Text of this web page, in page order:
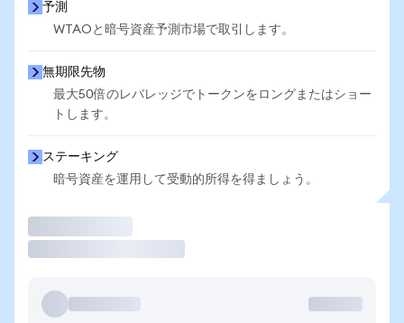
予測
WTAOと暗号資産予測市場で取引します。
無期限先物
最大50倍のレバレッジでトークンをロングまたはショー
トします。
ステーキング
暗号資産を運用して受動的所得を得ましょう。